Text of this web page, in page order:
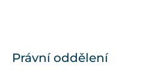
Právní oddělení